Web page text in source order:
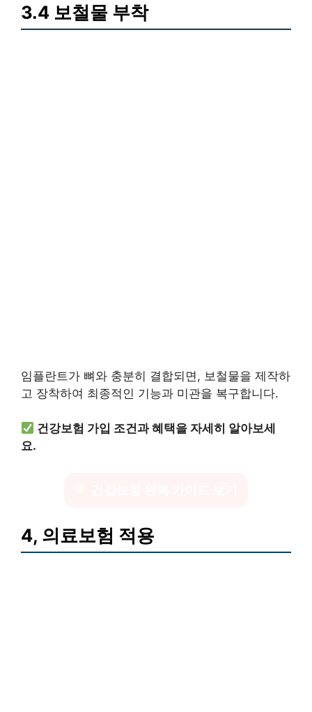
3.4 보철물 부착
임플란트가 뼈와 충분히 결합되면, 보철물을 제작하
고 장착하여 최종적인 기능과 미관을 복구합니다.
건강보험 가입 조건과 혜택을 자세히 알아보세
요.
4, 의료보험 적용